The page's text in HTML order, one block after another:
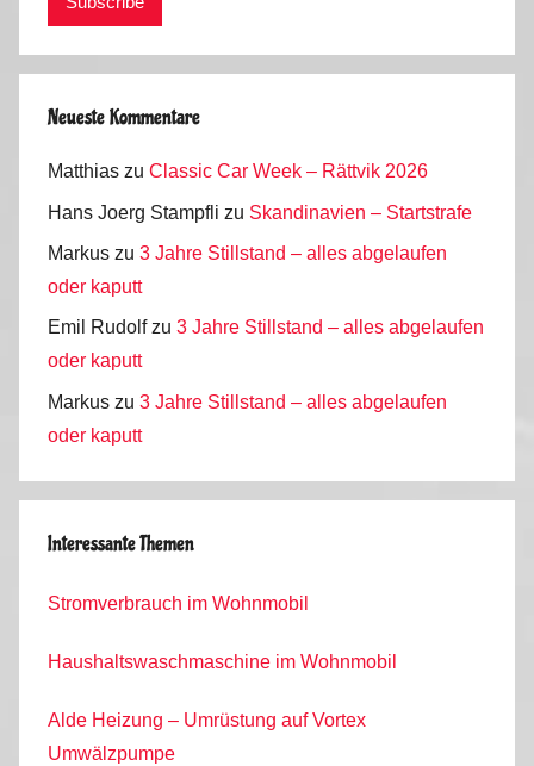
Neueste Kommentare
Matthias zu Classic Car Week – Rättvik 2026
Hans Joerg Stampfli zu Skandinavien – Startstrafe
Markus zu 3 Jahre Stillstand – alles abgelaufen
oder kaputt
Emil Rudolfzu 3 Jahre Stillstand – alles abgelaufen
oder kaputt
Markus zu 3 Jahre Stillstand – alles abgelaufen
oder kaputt
Interessante Themen
Stromverbrauch im Wohnmobil
Haushaltswaschmaschine im Wohnmobil
Alde Heizung – Umrüstung auf Vortex
Umwälzpumpe